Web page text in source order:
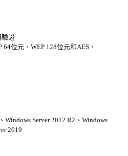
驗證
位元、WEP 128位元和AES、
Windows Server 2012 R2、Windows
2019